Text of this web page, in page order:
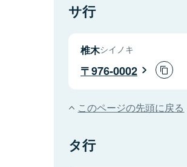
サ行
椎木シイノキ
976-0002
このページの先頭に戻る
タ行